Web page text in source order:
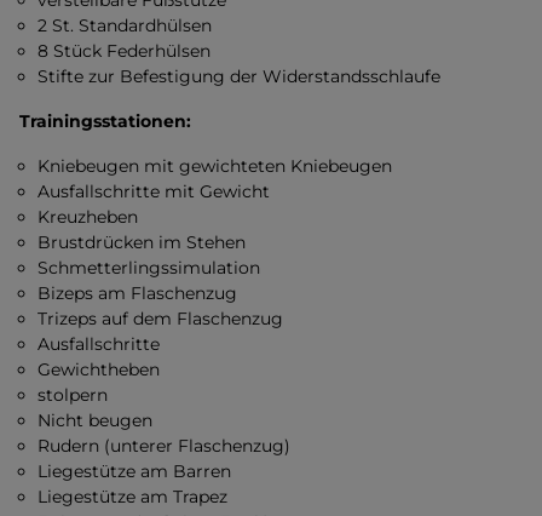
2 St. Standardhülsen
8 Stück Federhülsen
Stifte zur Befestigung der Widerstandsschlaufe
Trainingsstationen:
Kniebeugen mit gewichteten Kniebeugen
Ausfallschritte mit Gewicht
Kreuzheben
Brustdrücken im Stehen
Schmetterlingssimulation
Bizeps am Flaschenzug
Trizeps auf dem Flaschenzug
Ausfallschritte
Gewichtheben
stolpern
Nicht beugen
Rudern (unterer Flaschenzug)
Liegestütze am Barren
Liegestütze am Trapez